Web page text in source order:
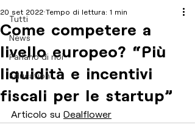
Tutti
News
Parlano di noi
Education
Come competere a
livello europeo? “Più
liquidità e incentivi
fiscali per le startup”
20 set 2022 Tempo di lettura: 1 min
Articolo su Dealflower